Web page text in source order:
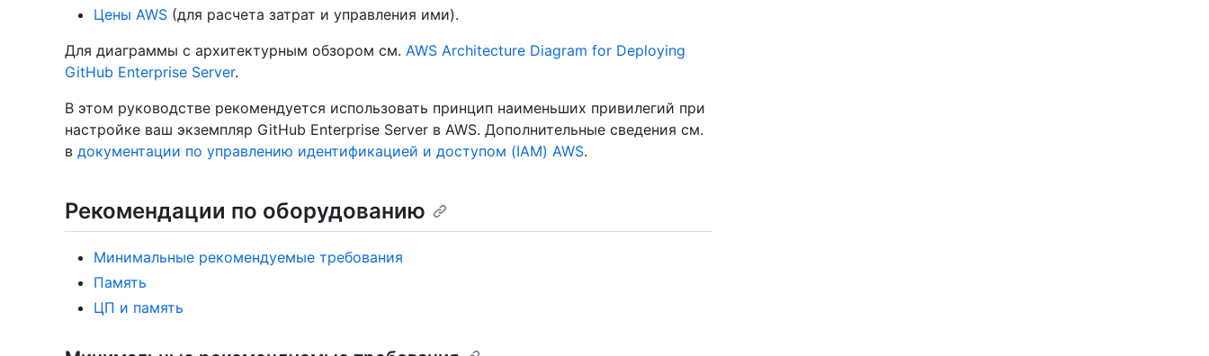
Цены AWS (для расчета затрат и управления ими).
Для диаграммы с архитектурным обзором см. AWS Architecture Diagram for Deploying
GitHub Enterprise Server.
В этом руководстве рекомендуется использовать принцип наименьших привилегий при
настройке ваш экземпляр GitHub Enterprise Server в AWS. Дополнительные сведения см.
в документации по управлению идентификацией и доступом (IAM) AWS.
Рекомендации по оборудованию
Минимальные рекомендуемые требования
Память
ЦП и память